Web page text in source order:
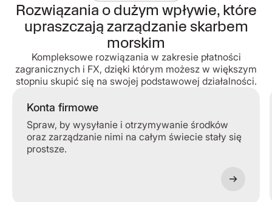
Rozwiązania o dużym wpływie, które
upraszczają zarządzanie skarbem
morskim
Kompleksowe rozwiązania w zakresie płatności
zagranicznych i FX, dzięki którym możesz w większym
stopniu skupić się na swojej podstawowej działalności.
Konta firmowe
Spraw, by wysyłanie i otrzymywanie środków
oraz zarządzanie nimi na całym świecie stały się
prostsze.